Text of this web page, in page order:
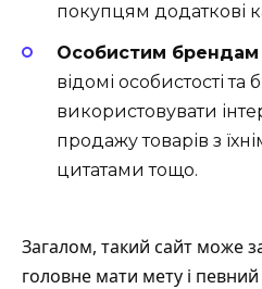
покупцям додаткові
Особистим брендам
відомі особистості
використовувати
продажу товарів з
цитатами тощо.
Загалом, такий сайт може
головне мати мету і певний